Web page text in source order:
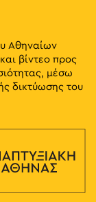
Αθηναίων
βίντεο προς
μέσω
δικτύωσης του